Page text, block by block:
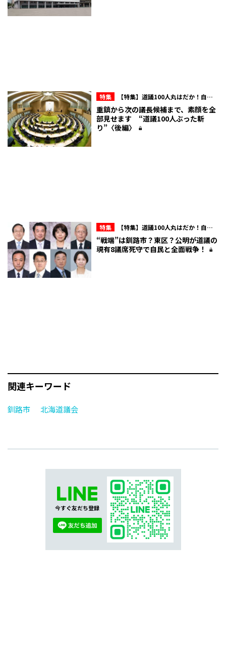
特集
【特集】道議100人丸はだか！自民
会派内のマル秘情報を赤裸々に！北海道議
会“ここだけの話”
重鎮から次の議長候補まで、素顔を全
部見せます “道議100人ぶった斬
り”〈後編〉
特集
【特集】道議100人丸はだか！自民
会派内のマル秘情報を赤裸々に！北海道議
会“ここだけの話”
“戦端”は釧路市？東区？公明が道議の
現有8議席死守で自民と全面戦争！
関連キーワード
釧路市 北海道議会
今すぐ友だち登録